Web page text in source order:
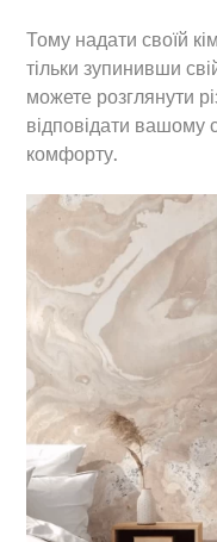
Тому надати своїй
тільки зупинивши
можете розглянути
відповідати вашому
комфорту.